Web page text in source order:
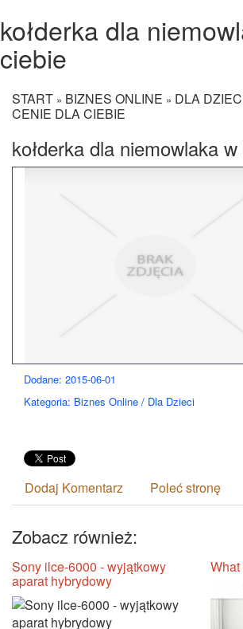
kołderka dla
ciebie
START » BIZNES ONLINE » DLA
CENIE DLA CIEBIE
kołderka dla niemowlaka
Dodane: 2015-06-01
Kategoria: Biznes Online / Dla Dzieci
Dodaj Komentarz Poleć stronę
Zobacz również:
Sony ilce-6000 - wyjątkowy
aparat hybrydowy